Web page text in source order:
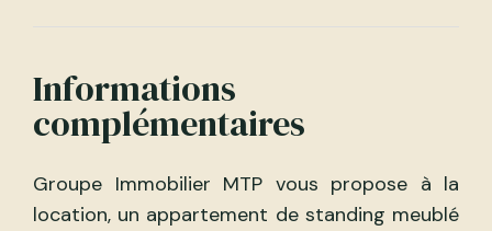
Informations
complémentaires
Groupe Immobilier MTP vous propose à la
location, un appartement de standing meublé